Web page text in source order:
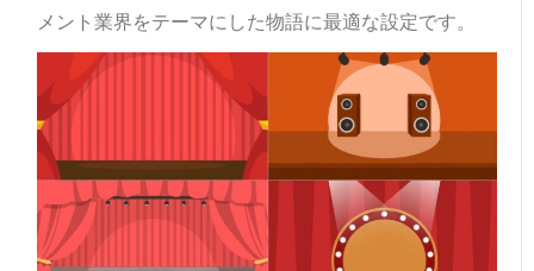
メント業界をテーマにした物語に最適な設定です。